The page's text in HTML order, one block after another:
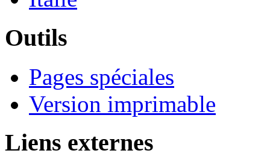
Outils
Pages spéciales
Version imprimable
Liens externes